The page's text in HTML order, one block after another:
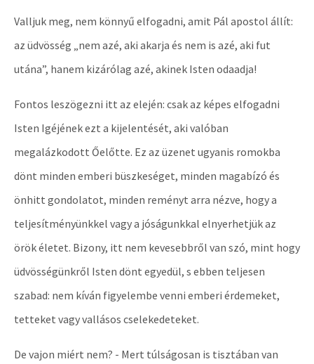
Valljuk meg, nem könnyű elfogadni, amit Pál apostol állít:
az üdvösség „nem azé, aki akarja és nem is azé, aki fut
utána”, hanem kizárólag azé, akinek Isten odaadja!
Fontos leszögezni itt az elején: csak az képes elfogadni
Isten Igéjének ezt a kijelentését, aki valóban
megalázkodott Őelőtte. Ez az üzenet ugyanis romokba
dönt minden emberi büszkeséget, minden magabízó és
önhitt gondolatot, minden reményt arra nézve, hogy a
teljesítményünkkel vagy a jóságunkkal elnyerhetjük az
örök életet. Bizony, itt nem kevesebbről van szó, mint hogy
üdvösségünkről Isten dönt egyedül, s ebben teljesen
szabad: nem kíván figyelembe venni emberi érdemeket,
tetteket vagy vallásos cselekedeteket.
De vajon miért nem? - Mert túlságosan is tisztában van